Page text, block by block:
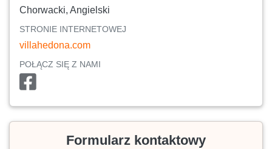
Chorwacki, Angielski
STRONIE INTERNETOWEJ
villahedona.com
POŁĄCZ SIĘ Z NAMI
Formularz kontaktowy